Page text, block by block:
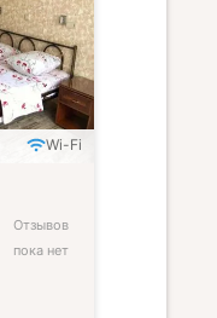
Wi-Fi
Отзывов
пока нет